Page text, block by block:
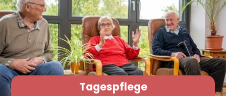
Tagespflege